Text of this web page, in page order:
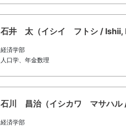
石井 太（イシイ フトシ / Ishii,
経済学部
人口学、年金数理
石川 昌治（イシカワ マサハル
経済学部